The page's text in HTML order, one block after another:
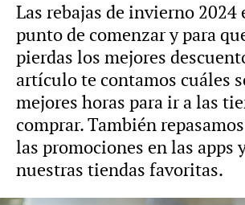
Las rebajas de invierno 2024
punto de comenzar y para
pierdas los mejores
artículo te contamos cuáles
mejores horas para ir a las
comprar. También
las promociones en las apps
nuestras tiendas favoritas.